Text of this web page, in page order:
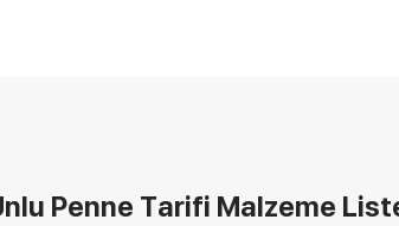
Penne Tarifi Malzeme